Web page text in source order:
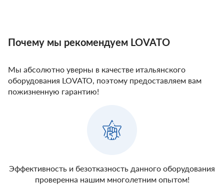
Почему мы рекомендуем LOVATO
Мы абсолютно уверны в качестве итальянского
оборудования LOVATO, поэтому предоставляем вам
пожизненную гарантию!
Эффективность и безотказность данного оборудования
проверенна нашим многолетним опытом!